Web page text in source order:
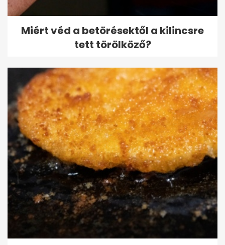
Miért véd a betörésektől a kilincsre
tett törölköző?